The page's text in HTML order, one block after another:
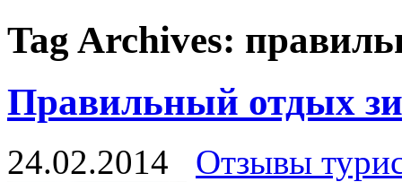
Tag Archives:
Правильный отдых
24.02.2014 Отзывы